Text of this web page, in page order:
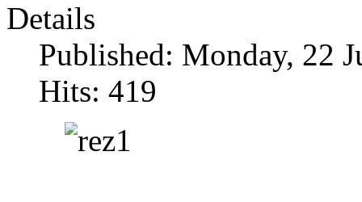
Details
Published: Monday, 22
Hits: 419